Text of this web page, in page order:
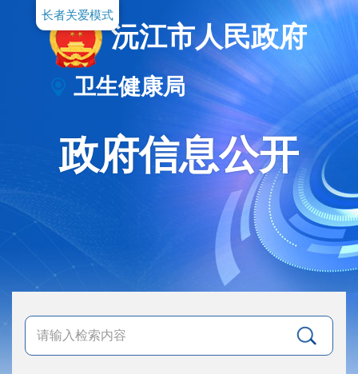
长者关爱模式
沅江市人民政府
卫生健康局
政府信息公开